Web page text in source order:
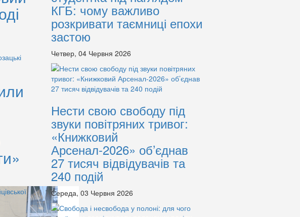
КГБ: чому важливо
розкривати таємниці епохи
застою
Четвер, 04 Червня 2026
Нести свою свободу під
звуки повітряних тривог:
«Книжковий
Арсенал-2026» об’єднав
27 тисяч відвідувачів та
240 подій
Середа, 03 Червня 2026